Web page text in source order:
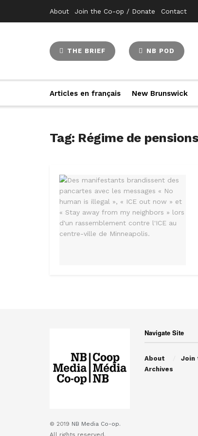
About Join the Co-op / Donate Contact
THE BRIEF NB POD
Articles en français New Brunswick
Tag: Régime de
© 2019 NB Media Co-op.
All rights reserved.
Navigate Site
About Join
Archives